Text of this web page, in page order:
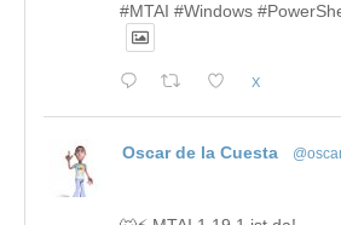
#MTAI #Windows
X
Oscar de la Cuesta